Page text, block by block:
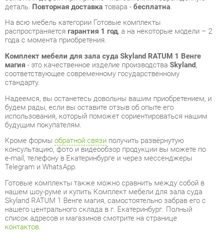
Комплект мебели для зала суда Skyland RATUM 1 Венге
- это качественное изделие производства
соответствующее современному государственному
стандарту.
Надеемся, вы останетесь довольны вашим приобретением, и
будем рады, если вы оставите отзыв об опыте его
использования, который поможет сориентироваться нашим
будущим покупателям.
Кроме формы
консультацию, фото и видеообзор продукции вы можете по
e-mail, телефону в Екатеринбурге и через мессенджеры
Telegram и WhatsApp.
Готовые комплекты также можно сравнить между собой в
нашем шоу-руме и купить Комплект мебели для зала суда
Skyland RATUM 1 Венге магия, самостоятельно забрав его с
нашего центрального склада в г. Екатеринбург. Полный
список адресов и магазинов смотрите на странице
контактов.
Материал
Мдф
Цвет
Венге магия